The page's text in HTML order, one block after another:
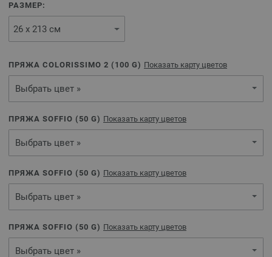
РАЗМЕР:
ПРЯЖА COLORISSIMO 2 ( 100 G) Показать карту цветов
Выбрать цвет »
ПРЯЖА SOFFIO ( 50 G) Показать карту цветов
Выбрать цвет »
ПРЯЖА SOFFIO ( 50 G) Показать карту цветов
Выбрать цвет »
ПРЯЖА SOFFIO ( 50 G) Показать карту цветов
Выбрать цвет »